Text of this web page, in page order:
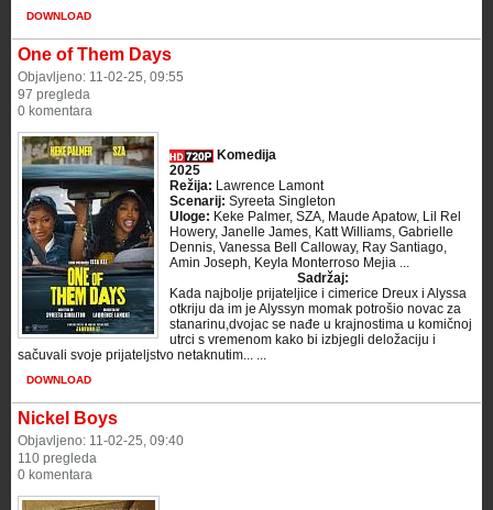
DOWNLOAD
One of Them Days
Objavljeno: 11-02-25, 09:55
97 pregleda
0 komentara
Komedija
2025
Režija: Lawrence Lamont
Scenarij: Syreeta Singleton
Uloge: Keke Palmer, SZA, Maude Apatow, Lil Rel
Howery, Janelle James, Katt Williams, Gabrielle
Dennis, Vanessa Bell Calloway, Ray Santiago,
Amin Joseph, Keyla Monterroso Mejia ...
Sadržaj:
Kada najbolje prijateljice i cimerice Dreux i Alyssa
otkriju da im je Alyssyn momak potrošio novac za
stanarinu,dvojac se nađe u krajnostima u komičnoj
utrci s vremenom kako bi izbjegli deložaciju i
sačuvali svoje prijateljstvo netaknutim... ...
DOWNLOAD
Nickel Boys
Objavljeno: 11-02-25, 09:40
110 pregleda
0 komentara